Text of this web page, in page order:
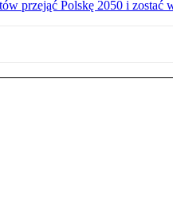
przejąć Polskę 2050 i zostać